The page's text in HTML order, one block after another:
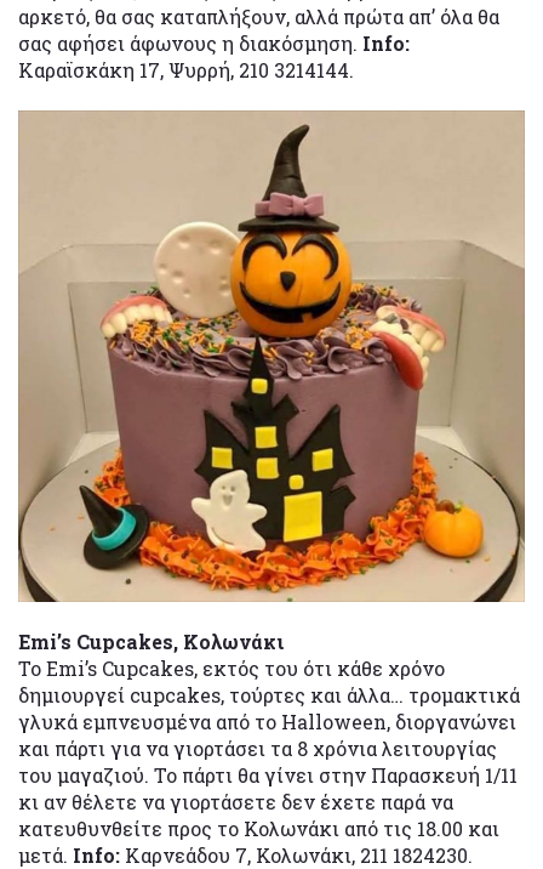
αρκετό, θα σας καταπλήξουν, αλλά πρώτα απ’ όλα θα
σας αφήσει άφωνους η διακόσμηση. Info:
Καραϊσκάκη 17, Ψυρρή, 210 3214144.
Emi’s Cupcakes, Κολωνάκι
Το Emi’s Cupcakes, εκτός του ότι κάθε χρόνο
δημιουργεί cupcakes, τούρτες και άλλα… τρομακτικά
γλυκά εμπνευσμένα από το Halloween, διοργανώνει
και πάρτι για να γιορτάσει τα 8 χρόνια λειτουργίας
του μαγαζιού. Το πάρτι θα γίνει στην Παρασκευή 1/11
κι αν θέλετε να γιορτάσετε δεν έχετε παρά να
κατευθυνθείτε προς το Κολωνάκι από τις 18.00 και
μετά. Info: Καρνεάδου 7, Κολωνάκι, 211 1824230.